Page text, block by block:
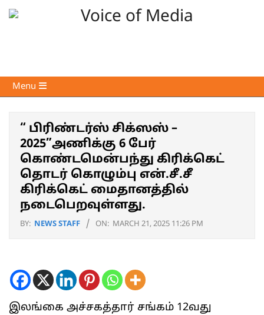
Skip
Voice
of
Primary
Navigation
Menu
“ பிரிண்டர்ஸ் சிக்ஸஸ் –
2025”அணிக்கு 6 பேர்
கொண்டமென்பந்து கிரிக்கெட்
தொடர் கொழும்பு என்.சீ.சீ
கிரிக்கெட் மைதானத்தில்
நடைபெறவுள்ளது.
BY: NEWS STAFF ON: MARCH 21, 2025 11:26 PM
இலங்கை அச்சகத்தார் சங்கம் 12வது